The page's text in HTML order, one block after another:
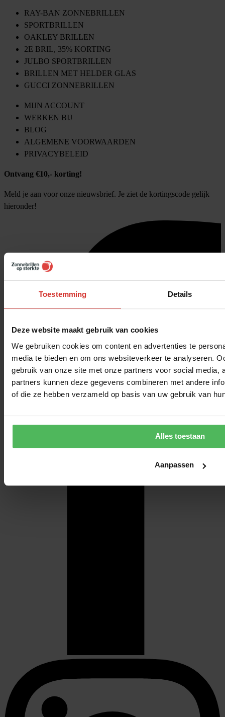
Toestemming Details
Deze website maakt gebruik van cookies
We gebruiken cookies om content en advertenties te
media te bieden en om ons websiteverkeer te analyseren.
gebruik van onze site met onze partners voor social media,
partners kunnen deze gegevens combineren met andere
of die ze hebben verzameld op basis van uw gebruik van
Alles toestaan
Aanpassen
RAY-BAN ZONNEBRILLEN
SPORTBRILLEN
OAKLEY BRILLEN
2E BRIL, 35% KORTING
JULBO SPORTBRILLEN
BRILLEN MET HELDER GLAS
GUCCI ZONNEBRILLEN
MIJN ACCOUNT
WERKEN BIJ
BLOG
ALGEMENE VOORWAARDEN
PRIVACYBELEID
Ontvang €10,- korting!
Meld je aan voor onze nieuwsbrief. Je ziet de kortingscode gelijk
hieronder!